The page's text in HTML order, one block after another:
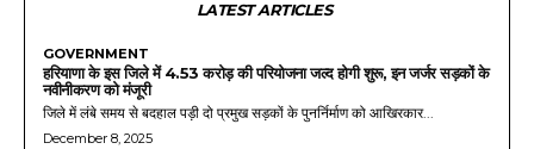
LATEST ARTICLES
GOVERNMENT
हरियाणा के इस जिले में 4.53 करोड़ की परियोजना जल्द होगी शुरू, इन जर्जर सड़कों के
नवीनीकरण को मंजूरी
जिले में लंबे समय से बदहाल पड़ी दो प्रमुख सड़कों के पुनर्निर्माण को आखिरकार...
December 8, 2025